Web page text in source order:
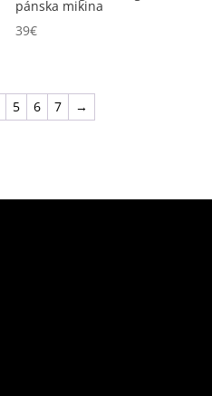
pánska mikina
39€
5 6 7 →